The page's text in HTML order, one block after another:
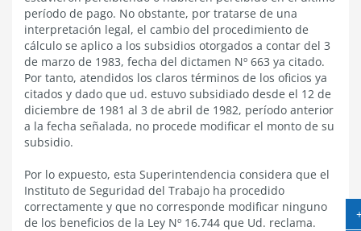
período de pago. No obstante, por tratarse de una
interpretación legal, el cambio del procedimiento de
cálculo se aplico a los subsidios otorgados a contar del 3
de marzo de 1983, fecha del dictamen Nº 663 ya citado.
Por tanto, atendidos los claros términos de los oficios ya
citados y dado que ud. estuvo subsidiado desde el 12 de
diciembre de 1981 al 3 de abril de 1982, período anterior
a la fecha señalada, no procede modificar el monto de su
subsidio.
Por lo expuesto, esta Superintendencia considera que el
Instituto de Seguridad del Trabajo ha procedido
correctamente y que no corresponde modificar ninguno
de los beneficios de la Ley Nº 16.744 que Ud. reclama.